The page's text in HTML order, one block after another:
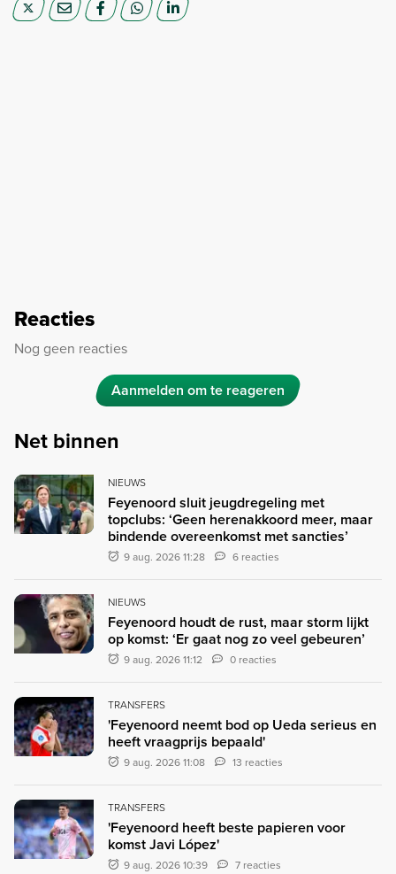
Reacties
Nog geen reacties
Aanmelden om te reageren
Net binnen
NIEUWS
Feyenoord sluit jeugdregeling met
topclubs: ‘Geen herenakkoord meer, maar
bindende overeenkomst met sancties’
9 aug. 2026 11:28 6 reacties
NIEUWS
Feyenoord houdt de rust, maar storm lijkt
op komst: ‘Er gaat nog zo veel gebeuren’
9 aug. 2026 11:12 0 reacties
TRANSFERS
'Feyenoord neemt bod op Ueda serieus en
heeft vraagprijs bepaald'
9 aug. 2026 11:08 13 reacties
TRANSFERS
'Feyenoord heeft beste papieren voor
komst Javi López'
9 aug. 2026 10:39 7 reacties